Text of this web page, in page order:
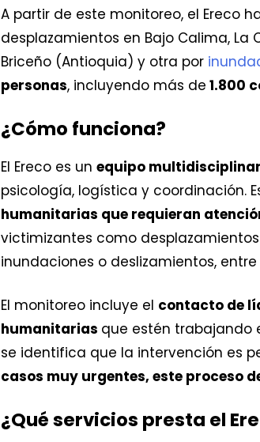
A partir de este monitoreo, el Ereco
desplazamientos en Bajo Calima,
Briceño (Antioquia) y otra por
personas, incluyendo más de 1.800
¿Cómo funciona?
El Ereco es un equipo multidisciplinar
psicología, logística y coordinación.
humanitarias que requieran
victimizantes como
inundaciones o deslizamientos, entre
El monitoreo incluye el contacto de
humanitarias que estén trabajando
se identifica que la intervención es
casos muy urgentes, este proceso
¿Qué servicios presta el